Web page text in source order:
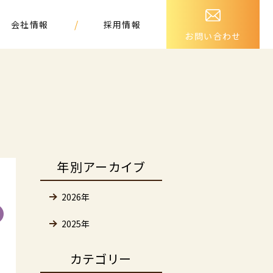
会社情報 /
採用情報
お問い合わせ
年別アーカイブ
2026年
2025年
カテゴリー